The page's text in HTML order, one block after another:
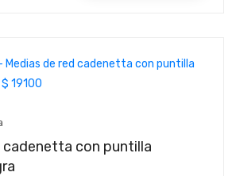
cadenetta con puntilla